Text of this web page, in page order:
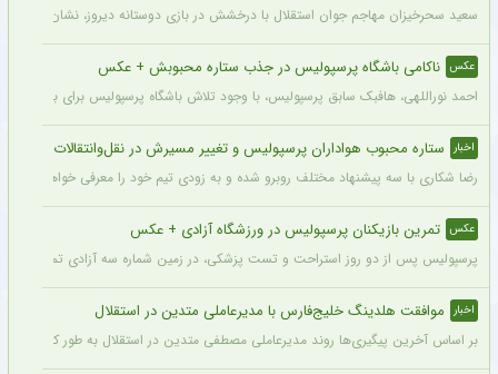
سعید سحرخیزان مهاجم جوان استقلال با درخشش در بازی دوستانه دیروز، نشان داد
عکس ناکامی باشگاه پرسپولیس در جذب ستاره محبوبش + عکس
احمد نوراللهی، هافبک سابق پرسپولیس، با وجود تلاش باشگاه پرسپولیس برای بازگشت
اخبار ستاره محبوب هواداران پرسپولیس و تغییر مسیرش در نقل‌وانتقالات
رضا شکاری با سه پیشنهاد مختلف روبرو شده و به زودی تیم خود را معرفی خواهد کرد.
عکس تمرین بازیکنان پرسپولیس در ورزشگاه آزادی + عکس
پرسپولیس پس از دو روز استراحت و تست پزشکی، در زمین شماره سه آزادی تمرین کرد.
اخبار موافقت هلدینگ خلیج‌فارس با مدیرعاملی متدین در استقلال
بر اساس آخرین پیگیری‌ها روند مدیرعاملی مصطفی متدین در استقلال به طور کامل